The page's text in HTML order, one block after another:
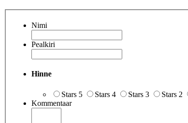
Nimi
Pealkiri
Hinne
Stars 5 Stars 4 Stars 3 Stars 2
Kommentaar